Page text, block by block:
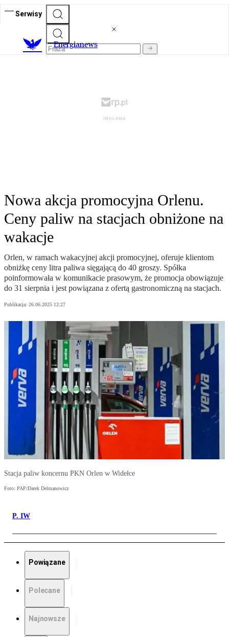
Serwisy
Energianews
Nowa akcja promocyjna Orlenu.
Ceny paliw na stacjach obniżone na
wakacje
Orlen, w ramach wakacyjnej akcji promocyjnej, oferuje klientom
obniżkę ceny litra paliwa sięgającą do 40 groszy. Spółka
poinformowała w komunikacie prasowym, że promocja obowiązuje
do 31 sierpnia i jest powiązana z ofertą gastronomiczną na stacjach.
Publikacja: 26.06.2025 12:27
Stacja paliw koncernu PKN Orlen w Widełce
Foto: PAP/Darek Delmanowicz
P. IW
Powiązane
Polecane
Najnowsze